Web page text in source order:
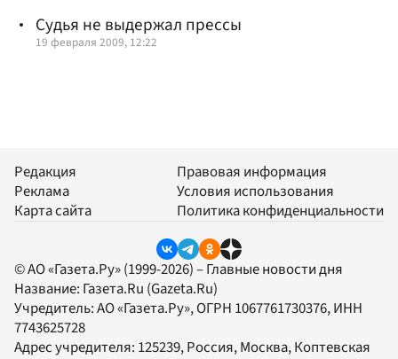
Судья не выдержал прессы
19 февраля 2009, 12:22
Редакция
Реклама
Карта сайта
Правовая информация
Условия использования
Политика конфиденциальности
© АО «Газета.Ру» (1999-2026) – Главные новости дня
Название: Газета.Ru (Gazeta.Ru)
Учредитель:АО «Газета.Ру», ОГРН 1067761730376, ИНН
7743625728
Адрес учредителя: 125239, Россия, Москва, Коптевская